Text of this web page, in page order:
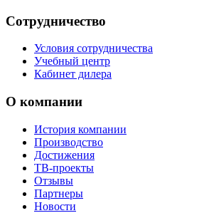
Сотрудничество
Условия сотрудничества
Учебный центр
Кабинет дилера
О компании
История компании
Производство
Достижения
ТВ-проекты
Отзывы
Партнеры
Новости